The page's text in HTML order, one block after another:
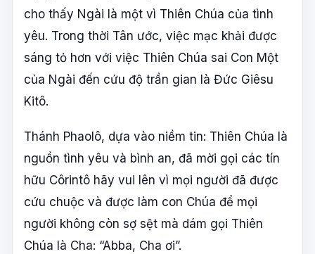
cho thấy Ngài là một vì Thiên Chúa của tình
yêu. Trong thời Tân ước, việc mạc khải được
sáng tỏ hơn với việc Thiên Chúa sai Con Một
của Ngài đến cứu độ trần gian là Đức Giêsu
Kitô.
Thánh Phaolô, dựa vào niềm tin: Thiên Chúa là
nguồn tình yêu và bình an, đã mời gọi các tín
hữu Côrintô hãy vui lên vì mọi người đã được
cứu chuộc và được làm con Chúa để mọi
người không còn sợ sệt mà dám gọi Thiên
Chúa là Cha: “Abba, Cha ơi”.